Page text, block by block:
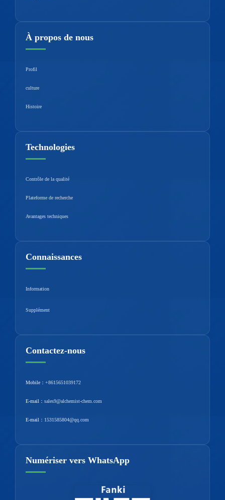
À propos de nous
Profil
culture
Histoire
Technologies
Contrôle de la qualité
Plateforme de recherche
Avantages techniques
Connaissances
Information
Supplément
Contactez-nous
Mobile： +8615651039172
E-mail： sales9@alchemist-chem.com
E-mail： 1531585804@qq.com
Numériser vers WhatsApp